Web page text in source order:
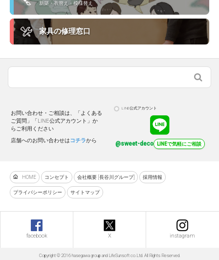
新築・衣替え・模様替え
家具の修理窓口
お問い合わせ・ご相談は、「よくある
ご質問」「LINE公式アカウント」か
らご利用ください
店舗へのお問い合わせはコチラから
LINE公式アカウント
@sweet-deco LINEで気軽にご相談
HOME コンセプト 会社概要 [長谷川グループ] 採用情報
プライバシーポリシー サイトマップ
facebook X instagram
Copyright © 2016 hasegawa group and LifeSunsoft co.Ltd. All Rights Reserved.